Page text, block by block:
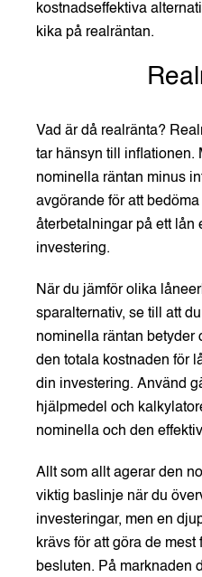
kostnadseffektiva
kika på realräntan.
Vad är då realränta?
tar hänsyn till inflationen.
nominella räntan minus
avgörande för att
återbetalningar på ett lån
investering.
När du jämför olika
sparalternativ, se till att
nominella räntan betyder
den totala kostnaden för
din investering. Använd
hjälpmedel och
nominella och den
Allt som allt agerar den
viktig baslinje när du
investeringar, men en
krävs för att göra de
besluten. På marknaden